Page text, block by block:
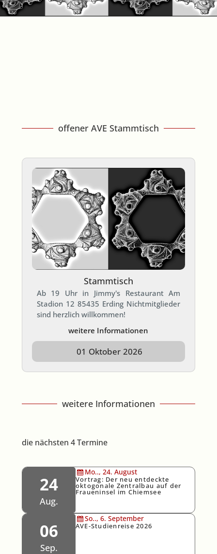
offener AVE Stammtisch
Stammtisch
Ab 19 Uhr in Jimmy's Restaurant Am
Stadion 12 85435 Erding Nichtmitglieder
sind herzlich willkommen!
weitere Informationen
01 Oktober 2026
weitere Informationen
die nächsten 4 Termine
24
Aug.
Mo.., 24. August
Vortrag: Der neu entdeckte
oktogonale Zentralbau auf der
Fraueninsel im Chiemsee
06
Sep.
So.., 6. September
AVE-Studienreise 2026